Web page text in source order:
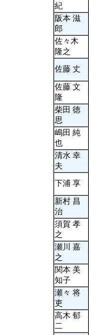
紀
阪本 滋
郎
佐々木
隆之
佐藤 丈
佐藤 文
隆
柴田 徳
思
嶋田 純
也
清水 幸
夫
下浦 享
新村 昌
治
須賀 孝
之
瀬川 嘉
之
関本 美
知子
瀬々 将
吏
高木 郁
二